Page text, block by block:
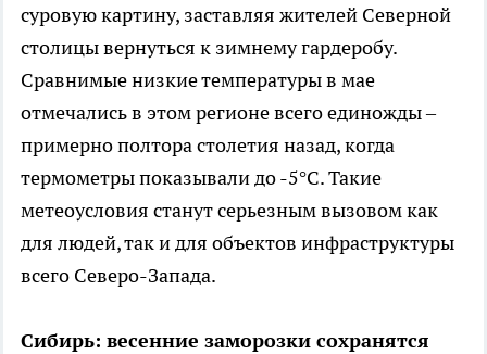
суровую картину, заставляя жителей Северной
столицы вернуться к зимнему гардеробу.
Сравнимые низкие температуры в мае
отмечались в этом регионе всего единожды –
примерно полтора столетия назад, когда
термометры показывали до -5°C. Такие
метеоусловия станут серьезным вызовом как
для людей, так и для объектов инфраструктуры
всего Северо-Запада.
Сибирь: весенние заморозки сохранятся